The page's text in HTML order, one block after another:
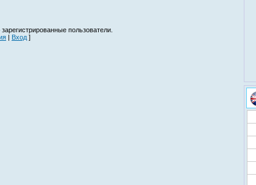
пользователи.
Вход]